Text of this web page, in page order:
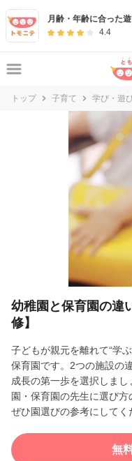
月齢・年齢に合った
4.4
トップ 子育て 学び・遊
幼稚園と保育園の違
修】
子どもが親元を離れて“学
保育園です。2つの施設の
成長の第一歩を選択しま
園・保育園の先生に選び方
ぜひ園選びの参考にしてく
無